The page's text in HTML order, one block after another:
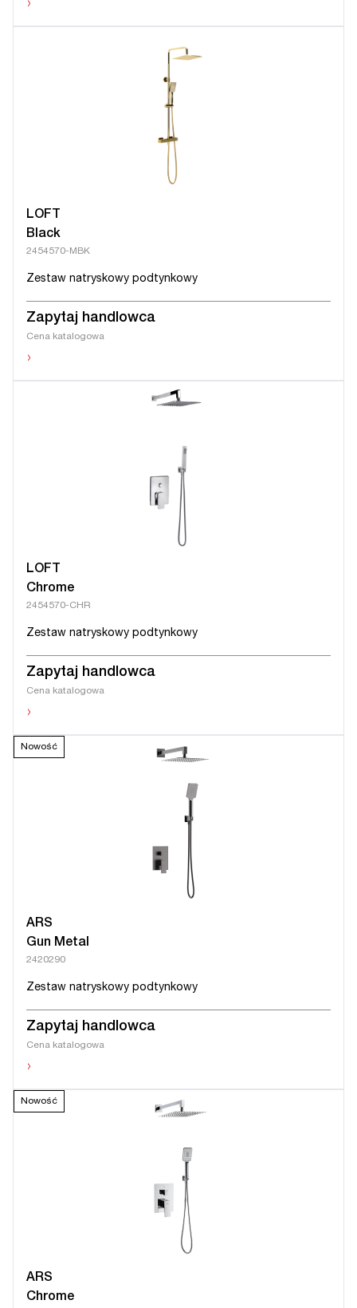
LOFT
Black
2454570-MBK
Zestaw natryskowy podtynkowy
Zapytaj handlowca
Cena katalogowa
›
LOFT
Chrome
2454570-CHR
Zestaw natryskowy podtynkowy
Zapytaj handlowca
Cena katalogowa
›
Nowość
ARS
Gun Metal
2420290
Zestaw natryskowy podtynkowy
Zapytaj handlowca
Cena katalogowa
›
Nowość
ARS
Chrome